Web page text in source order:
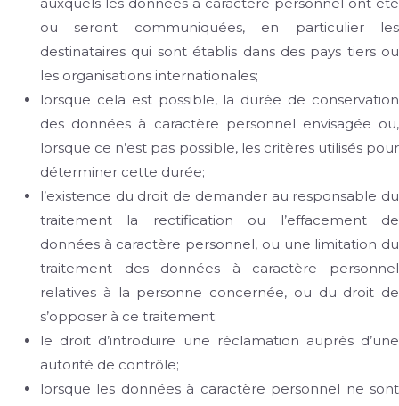
ou seront communiquées, en particulier les
destinataires qui sont établis dans des pays tiers ou
les organisations internationales;
lorsque cela est possible, la durée de conservation
des données à caractère personnel envisagée ou,
lorsque ce n’est pas possible, les critères utilisés pour
déterminer cette durée;
l’existence du droit de demander au responsable du
traitement la rectification ou l’effacement de
données à caractère personnel, ou une limitation du
traitement des données à caractère personnel
relatives à la personne concernée, ou du droit de
s’opposer à ce traitement;
le droit d’introduire une réclamation auprès d’une
autorité de contrôle;
lorsque les données à caractère personnel ne sont